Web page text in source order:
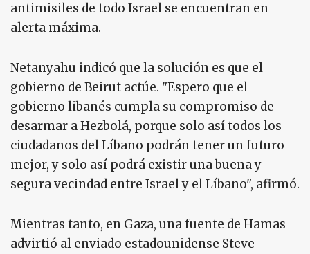
antimisiles de todo Israel se encuentran en
alerta máxima.
Netanyahu indicó que la solución es que el
gobierno de Beirut actúe. "Espero que el
gobierno libanés cumpla su compromiso de
desarmar a Hezbolá, porque solo así todos los
ciudadanos del Líbano podrán tener un futuro
mejor, y solo así podrá existir una buena y
segura vecindad entre Israel y el Líbano", afirmó.
Mientras tanto, en Gaza, una fuente de Hamas
advirtió al enviado estadounidense Steve